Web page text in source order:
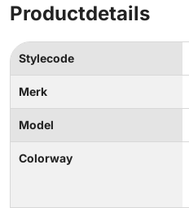
Productdetails
Stylecode
Merk
Model
Colorway